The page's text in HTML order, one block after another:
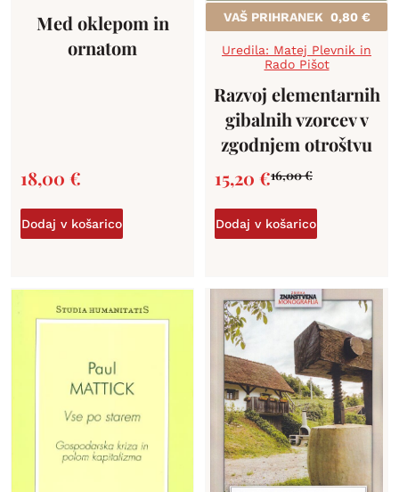
Med oklepom in
ornatom
18,00 €
Dodaj v košarico
VAŠ PRIHRANEK 0,80 €
Uredila: Matej Plevnik in
Rado Pišot
Razvoj elementarnih
gibalnih vzorcev v
zgodnjem otroštvu
16,00€
15,20 €
Dodaj v košarico